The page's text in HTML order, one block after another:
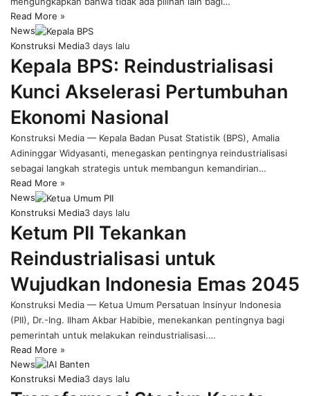
Read More »
News
Konstruksi Media3 days lalu
Kepala BPS: Reindustrialisasi
Kunci Akselerasi Pertumbuhan
Ekonomi Nasional
Konstruksi Media — Kepala Badan Pusat Statistik (BPS), Amalia
Adininggar Widyasanti, menegaskan pentingnya reindustrialisasi
sebagai langkah strategis untuk membangun kemandirian…
Read More »
News
Konstruksi Media3 days lalu
Ketum PII Tekankan
Reindustrialisasi untuk
Wujudkan Indonesia Emas 2045
Konstruksi Media — Ketua Umum Persatuan Insinyur Indonesia
(PII), Dr.-Ing. Ilham Akbar Habibie, menekankan pentingnya bagi
pemerintah untuk melakukan reindustrialisasi.…
Read More »
News
Konstruksi Media3 days lalu